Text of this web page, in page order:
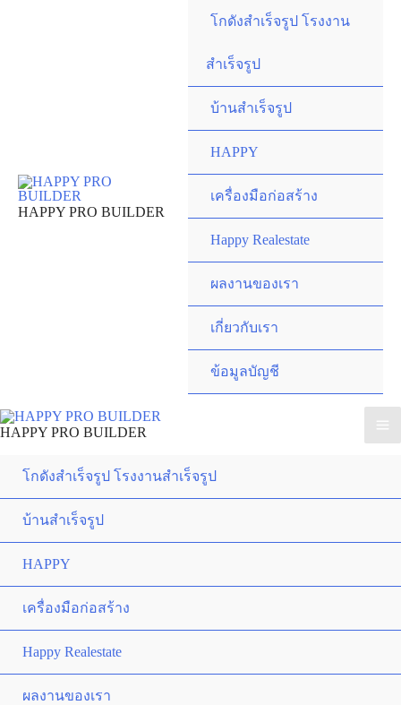
HAPPY PRO BUILDER
โกดังสำเร็จรูป โรงงาน
สำเร็จรูป
บ้านสำเร็จรูป
HAPPY
เครื่องมือก่อสร้าง
Happy Realestate
ผลงานของเรา
เกี่ยวกับเรา
ข้อมูลบัญชี
HAPPY PRO BUILDER
โกดังสำเร็จรูป โรงงานสำเร็จรูป
บ้านสำเร็จรูป
HAPPY
เครื่องมือก่อสร้าง
Happy Realestate
ผลงานของเรา